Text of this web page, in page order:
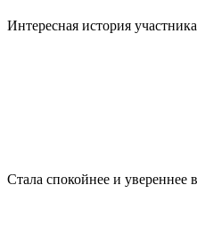
Интересная история
Стала спокойнее и увереннее